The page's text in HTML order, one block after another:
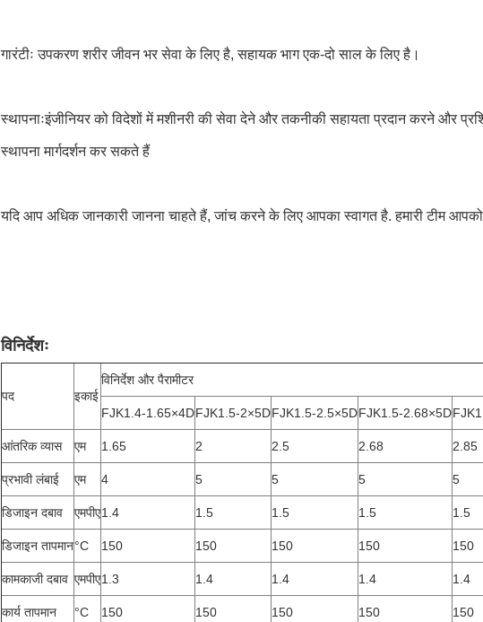
गारंटीः उपकरण शरीर जीवन भर सेवा के लिए है, सहायक भाग एक-दो साल के लिए है।
स्थापनाःइंजीनियर को विदेशों में मशीनरी की सेवा देने और तकनीकी सहायता प्रदान करने और
स्थापना मार्गदर्शन कर सकते हैं
यदि आप अधिक जानकारी जानना चाहते हैं, जांच करने के लिए आपका स्वागत है. हमारी टीम
विनिर्देशः
पद इकाई
विनिर्देश और पैरामीटर
FJK1.4-1.65×4DFJK1.5-2×5DFJK1.5-2.5×5DFJK1.5-2.68×5D
आंतरिक व्यास एम 1.65 2 2.5 2.68 2.85
प्रभावी लंबाई एम 4 5 5 5 5
डिजाइन दबाव एमपीए1.4 1.5 1.5 1.5 1.5
डिजाइन तापमान°C 150 150 150 150 150
कामकाजी दबाव एमपीए1.3 1.4 1.4 1.4 1.4
कार्य तापमान °C 150 150 150 150 150